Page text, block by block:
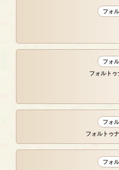
フォ
フォ
フォルトゥ
フォ
フォルトゥ
フォ